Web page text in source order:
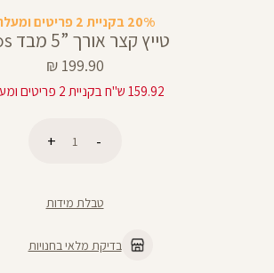
20% בקניית 2 פריטים ומעלה
טייץ קצר אורך ”5 מבד ilios
מחיר
מוצר
199.90 ₪
159.92 ש"ח בקניית 2 פריטים ומעלה
טבלת מידות
בדיקת מלאי בחנויות